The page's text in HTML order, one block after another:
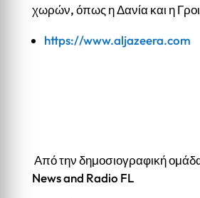
χωρών, όπως η Δανία και η
https://www.aljazeera.com
Από την δημοσιογραφική
News and Radio FL